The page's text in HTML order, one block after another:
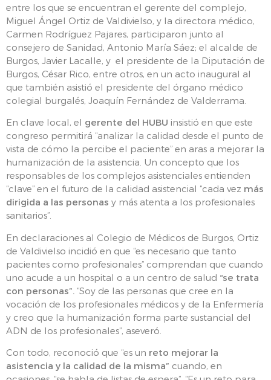
entre los que se encuentran el gerente del complejo,
Miguel Ángel Ortiz de Valdivielso, y la directora médico,
Carmen Rodríguez Pajares, participaron junto al
consejero de Sanidad, Antonio María Sáez; el alcalde de
Burgos, Javier Lacalle, y el presidente de la Diputación de
Burgos, César Rico, entre otros, en un acto inaugural al
que también asistió el presidente del órgano médico
colegial burgalés, Joaquín Fernández de Valderrama.
En clave local, el gerente del HUBU insistió en que este
congreso permitirá “analizar la calidad desde el punto de
vista de cómo la percibe el paciente” en aras a mejorar la
humanización de la asistencia. Un concepto que los
responsables de los complejos asistenciales entienden
“clave” en el futuro de la calidad asistencial “cada vez más
dirigida a las personas y más atenta a los profesionales
sanitarios”.
En declaraciones al Colegio de Médicos de Burgos, Ortiz
de Valdivielso incidió en que “es necesario que tanto
pacientes como profesionales” comprendan que cuando
uno acude a un hospital o a un centro de salud “se trata
con personas”. “Soy de las personas que cree en la
vocación de los profesionales médicos y de la Enfermería
y creo que la humanización forma parte sustancial del
ADN de los profesionales”, aseveró.
Con todo, reconoció que “es un reto mejorar la
asistencia y la calidad de la misma” cuando, en